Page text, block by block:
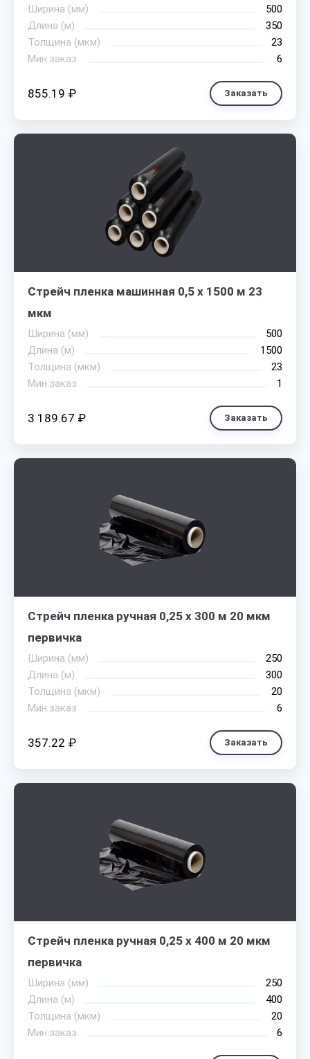
Ширина (мм)
500
Длина (м)
350
Толщина (мкм)
23
Мин.заказ
6
855.19 ₽ Заказать
Стрейч пленка машинная 0,5 х 1500 м 23
мкм
Ширина (мм)
500
Длина (м)
1500
Толщина (мкм)
23
Мин.заказ
1
3 189.67 ₽ Заказать
Стрейч пленка ручная 0,25 х 300 м 20 мкм
первичка
Ширина (мм)
250
Длина (м)
300
Толщина (мкм)
20
Мин.заказ
6
357.22 ₽ Заказать
Стрейч пленка ручная 0,25 х 400 м 20 мкм
первичка
Ширина (мм)
250
Длина (м)
400
Толщина (мкм)
20
Мин.заказ
6